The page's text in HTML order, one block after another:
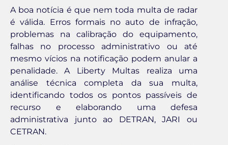
A boa notícia é que nem toda multa de radar
é válida. Erros formais no auto de infração,
problemas na calibração do equipamento,
falhas no processo administrativo ou até
mesmo vícios na notificação podem anular a
penalidade. A Liberty Multas realiza uma
análise técnica completa da sua multa,
identificando todos os pontos passíveis de
recurso e elaborando uma defesa
administrativa junto ao DETRAN, JARI ou
CETRAN.